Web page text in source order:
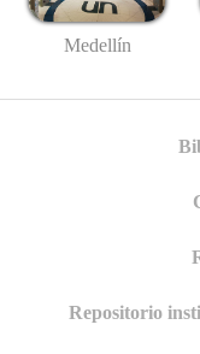
Medellín
Repositorio